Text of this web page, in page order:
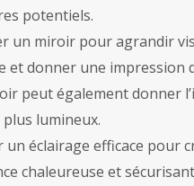
potentiels.
un miroir pour agrandir
et donner une impression
peut également donner
plus lumineux.
un éclairage efficace pour
chaleureuse et